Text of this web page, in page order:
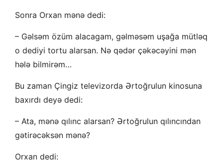
Sonra Orxan mənə dedi:
– Gəlsəm özüm alacagam, gəlməsəm uşağa mütləq
o dediyi tortu alarsan. Nə qədər çəkəcəyini mən
hələ bilmirəm…
Bu zaman Çingiz televizorda Ərtoğrulun kinosuna
baxırdı deyə dedi:
– Ata, mənə qılınc alarsan? Ərtoğrulun qılıncından
gətirəcəksən mənə?
Orxan dedi: